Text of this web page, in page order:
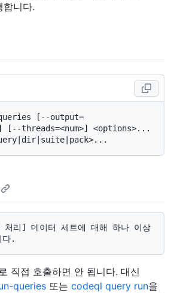
합니다.
[--output=
threads=<num>] <options>...
직접 호출하면 안 됩니다. 대신
queries 또는 codeql query run을